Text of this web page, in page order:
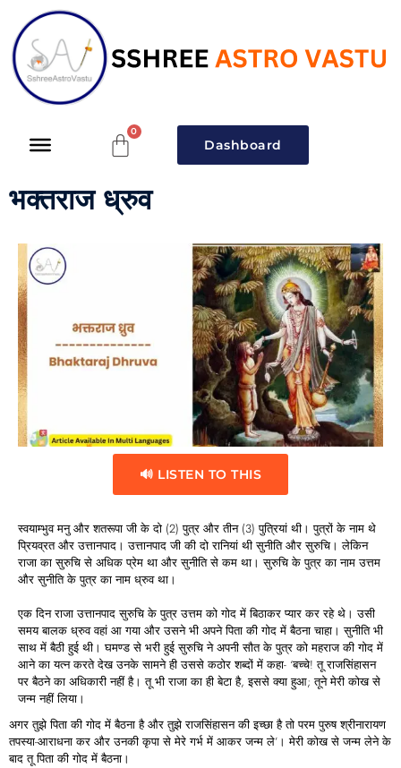
Dashboard
भक्तराज ध्रुव
🔊 LISTEN TO THIS
स्वयाम्भुव मनु और शतरूपा जी के दो (2) पुत्र और तीन (3) पुत्रियां थी। पुत्रों के नाम थे
प्रियव्रत और उत्तानपाद। उत्तानपाद जी की दो रानियां थी सुनीति और सुरुचि। लेकिन
राजा का सुरुचि से अधिक प्रेम था और सुनीति से कम था। सुरुचि के पुत्र का नाम उत्तम
और सुनीति के पुत्र का नाम ध्रुव था।
एक दिन राजा उत्तानपाद सुरुचि के पुत्र उत्तम को गोद में बिठाकर प्यार कर रहे थे। उसी
समय बालक ध्रुव वहां आ गया और उसने भी अपने पिता की गोद में बैठना चाहा। सुनीति भी
साथ में बैठी हुई थी। घमण्ड से भरी हुई सुरुचि ने अपनी सौत के पुत्र को महराज की गोद में
आने का यत्न करते देख उनके सामने ही उससे कठोर शब्दों में कहा- ‘बच्चे! तू राजसिंहासन
पर बैठने का अधिकारी नहीं है। तू भी राजा का ही बेटा है, इससे क्या हुआ; तूने मेरी कोख से
जन्म नहीं लिया।
अगर तुझे पिता की गोद में बैठना है और तुझे राजसिंहासन की इच्छा है तो परम पुरुष श्रीनारायण
तपस्या-आराधना कर और उनकी कृपा से मेरे गर्भ में आकर जन्म ले’। मेरी कोख से जन्म लेने के
बाद तू पिता की गोद में बैठना।